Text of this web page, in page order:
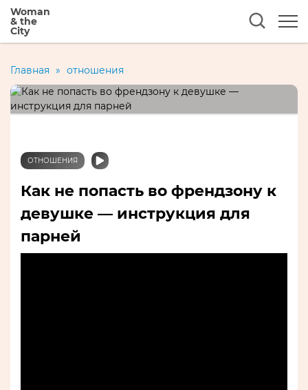
Woman
& the
City
Главная » отношения
ОТНОШЕНИЯ
Как не попасть во френдзону к
девушке — инструкция для
парней